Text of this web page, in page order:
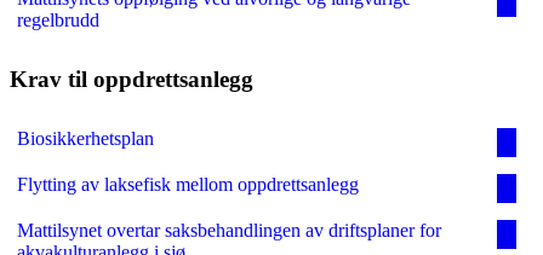
regelbrudd
Krav til oppdrettsanlegg
Biosikkerhetsplan
Flytting av laksefisk mellom oppdrettsanlegg
Mattilsynet overtar saksbehandlingen av driftsplaner for